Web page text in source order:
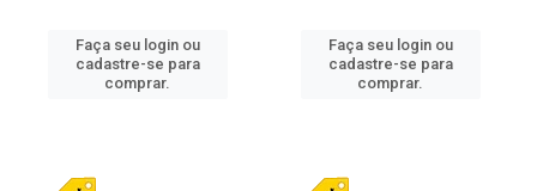
Faça seu login ou
cadastre-se para
comprar.
Faça seu login ou
cadastre-se para
comprar.